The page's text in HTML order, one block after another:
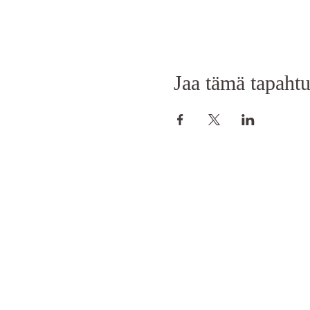
Jaa tämä